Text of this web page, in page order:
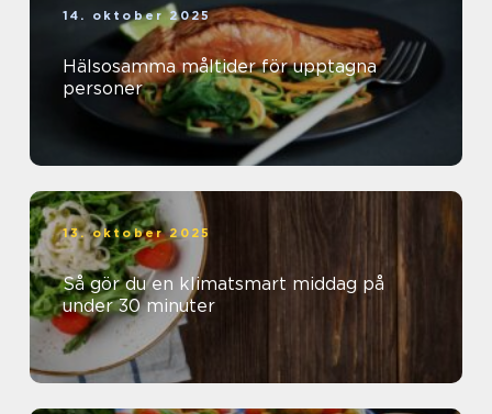
14. oktober 2025
Hälsosamma måltider för upptagna
personer
13. oktober 2025
Så gör du en klimatsmart middag på
under 30 minuter